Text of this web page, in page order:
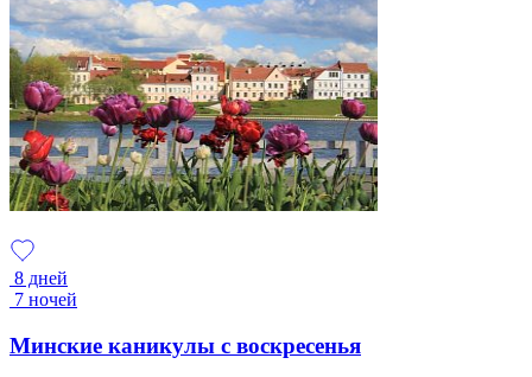
8 дней
7 ночей
Минские каникулы с воскресенья